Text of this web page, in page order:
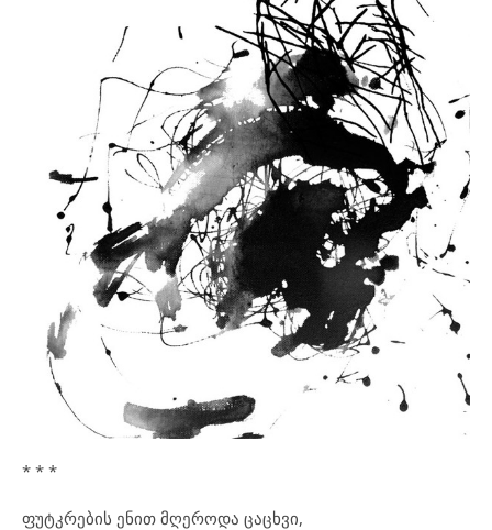
* * *
ფუტკრების ენით მღეროდა ცაცხვი,